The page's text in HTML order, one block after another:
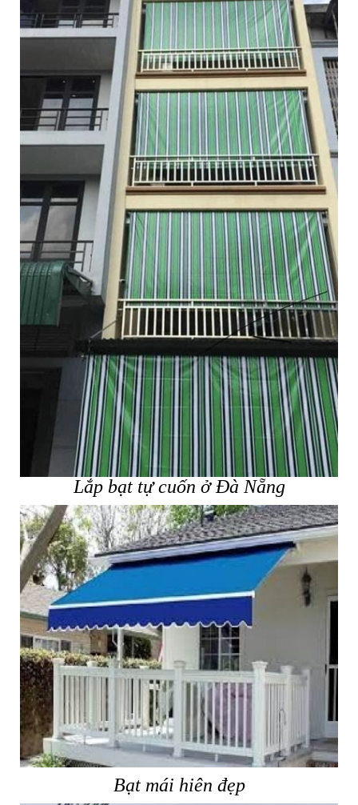
Lắp bạt tự cuốn ở Đà Nẵng
Bạt mái hiên đẹp